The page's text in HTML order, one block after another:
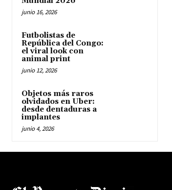
junio 16, 2026
Futbolistas de
República del Congo:
el viral look con
animal print
junio 12, 2026
Objetos más raros
olvidados en Uber:
desde dentaduras a
implantes
junio 4, 2026